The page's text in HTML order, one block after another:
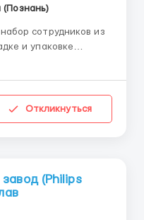
(Познань)
сотрудников из
и упаковке
В среднем за месяц: 3800-4600 зл нетто 14.65...
Откликнуться
(Philips